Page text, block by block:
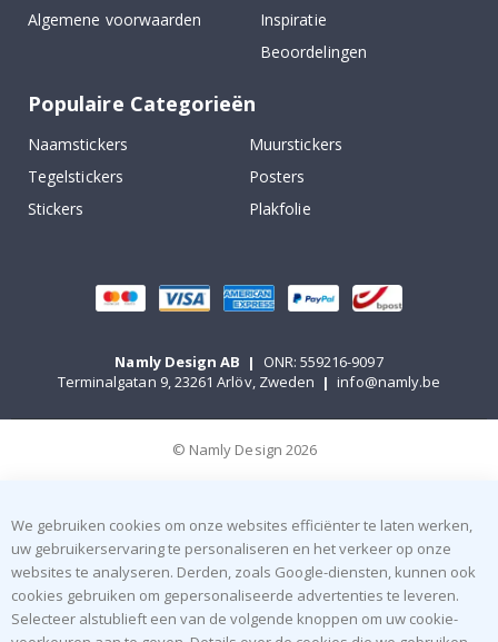
Algemene voorwaarden
Inspiratie
Beoordelingen
Populaire Categorieën
Naamstickers
Muurstickers
Tegelstickers
Posters
Stickers
Plakfolie
Namly Design AB |
ONR: 559216-9097
Terminalgatan 9, 23261 Arlöv, Zweden | info@namly.be
© Namly Design 2026
We gebruiken cookies om onze websites efficiënter te laten werken,
uw gebruikerservaring te personaliseren en het verkeer op onze
websites te analyseren. Derden, zoals Google-diensten, kunnen ook
cookies gebruiken om gepersonaliseerde advertenties te leveren.
Selecteer alstublieft een van de volgende knoppen om uw cookie-